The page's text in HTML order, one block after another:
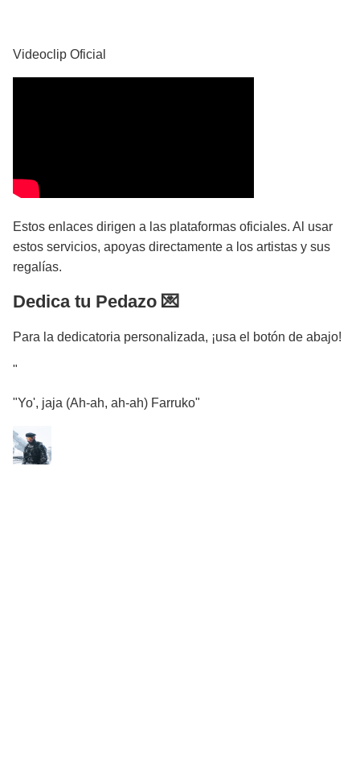
Videoclip Oficial
Estos enlaces dirigen a las plataformas oficiales. Al usar
estos servicios, apoyas directamente a los artistas y sus
regalías.
Dedica tu Pedazo 💌
Para la dedicatoria personalizada, ¡usa el botón de abajo!
"
"Yo', jaja (Ah-ah, ah-ah) Farruko"